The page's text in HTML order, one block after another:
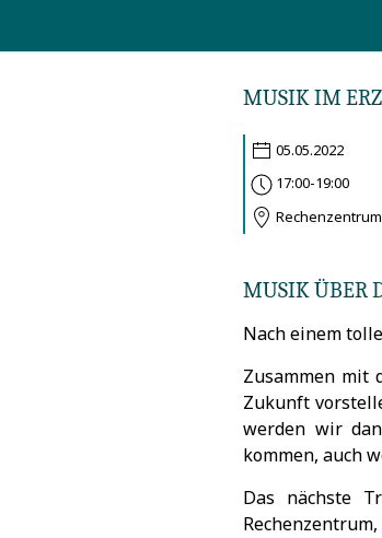
MUSIK IM
05.05.2022
17:00-19:00
MUSIK ÜBER
Nach einem
Zusammen mit
Zukunft
werden wir
kommen, auch
Das nächste